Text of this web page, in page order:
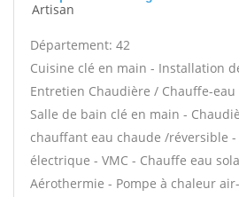
Artisan
Département: 42
Cuisine clé en main - Installation
Entretien Chaudière / Chauffe-eau
Salle de bain clé en main -
chauffant eau chaude /réversible
électrique - VMC - Chauffe eau
Aérothermie - Pompe à chaleur